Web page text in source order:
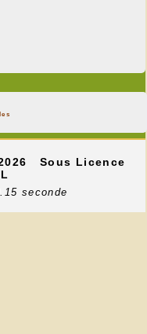
Sous Licence
seconde